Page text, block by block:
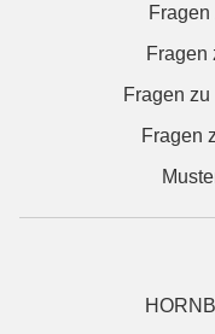
Fragen
Fragen
Fragen